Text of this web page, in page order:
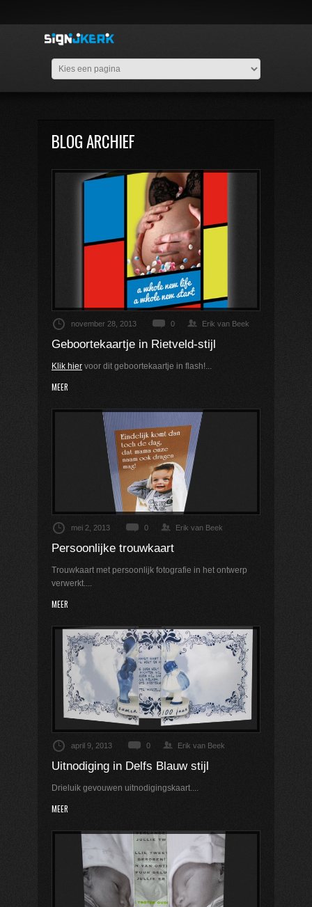
BLOG ARCHIEF
november 28, 2013 0 Erik van Beek
Geboortekaartje in Rietveld-stijl
Klik hier voor dit geboortekaartje in flash!...
MEER
mei 2, 2013 0 Erik van Beek
Persoonlijke trouwkaart
Trouwkaart met persoonlijk fotografie in het ontwerp
verwerkt....
MEER
april 9, 2013 0 Erik van Beek
Uitnodiging in Delfs Blauw stijl
Drieluik gevouwen uitnodigingskaart....
MEER